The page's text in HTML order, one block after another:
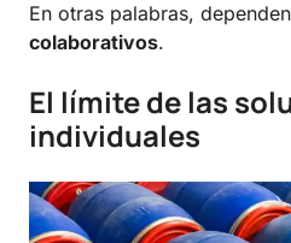
En otras palabras,
colaborativos.
El límite de las
individuales